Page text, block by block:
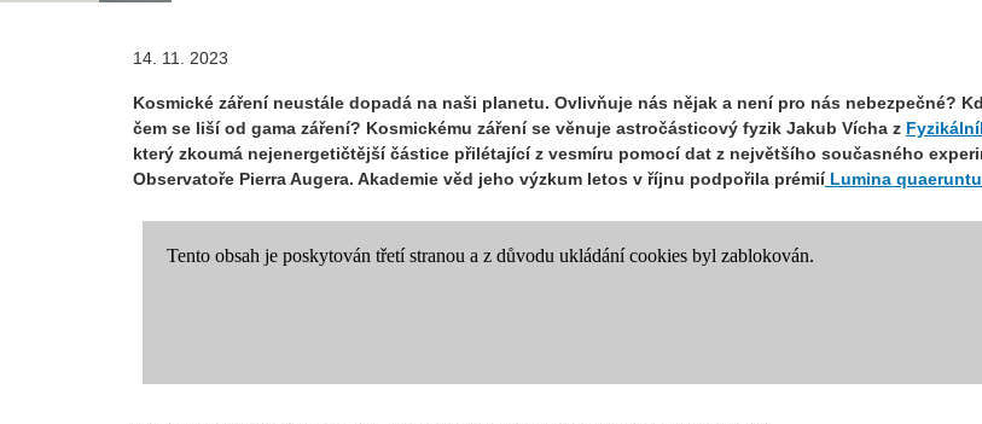
14. 11. 2023
Kosmické záření neustále dopadá na naši planetu. Ovlivňuje nás nějak a není pro nás nebezpečné?
čem se liší od gama záření? Kosmickému záření se věnuje astročásticový fyzik Jakub Vícha z
který zkoumá nejenergetičtější částice přilétající z vesmíru pomocí dat z největšího současného
Observatoře Pierra Augera. Akademie věd jeho výzkum letos v říjnu podpořila prémiíLumina